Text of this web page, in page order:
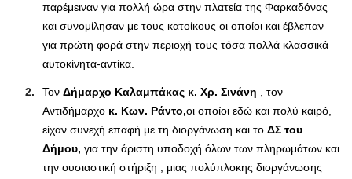
παρέμειναν για πολλή ώρα στην πλατεία της Φαρκαδόνας
και συνομίλησαν με τους κατοίκους οι οποίοι και έβλεπαν
για πρώτη φορά στην περιοχή τους τόσα πολλά κλασσικά
αυτοκίνητα-αντίκα.
Τον Δήμαρχο Καλαμπάκας κ. Χρ. Σινάνη , τον
Αντιδήμαρχο κ. Κων. Ράντο,οι οποίοι εδώ και πολύ καιρό,
είχαν συνεχή επαφή με τη διοργάνωση και το ΔΣ του
Δήμου, για την άριστη υποδοχή όλων των πληρωμάτων και
την ουσιαστική στήριξη , μιας πολύπλοκης διοργάνωσης